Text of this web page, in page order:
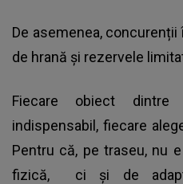
De asemenea,
de hrană și rezervele
Fiecare obiect
indispensabil, fiecare
Pentru că, pe traseu, nu
fizică, ci și de